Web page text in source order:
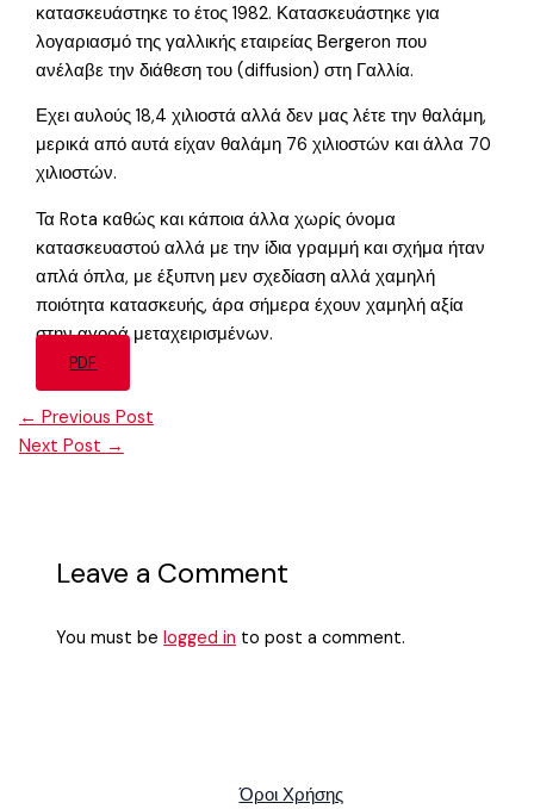
κατασκευάστηκε το έτος 1982. Κατασκευάστηκε για
λογαριασμό της γαλλικής εταιρείας Bergeron που
ανέλαβε την διάθεση του (diffusion) στη Γαλλία.
Εχει αυλούς 18,4 χιλιοστά αλλά δεν μας λέτε την θαλάμη,
μερικά από αυτά είχαν θαλάμη 76 χιλιοστών και άλλα 70
χιλιοστών.
Τα Rota καθώς και κάποια άλλα χωρίς όνομα
κατασκευαστού αλλά με την ίδια γραμμή και σχήμα ήταν
απλά όπλα, με έξυπνη μεν σχεδίαση αλλά χαμηλή
ποιότητα κατασκευής, άρα σήμερα έχουν χαμηλή αξία
στην αγορά μεταχειρισμένων.
PDF
← Previous Post
Next Post →
Leave a Comment
You must belogged in to post a comment.
Όροι Χρήσης